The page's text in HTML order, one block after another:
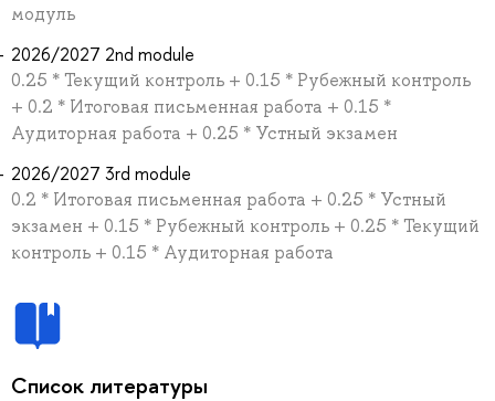
модуль
2026/2027 2nd module
0.25 * Текущий контроль + 0.15 * Рубежный контроль
+ 0.2 * Итоговая письменная работа + 0.15 *
Аудиторная работа + 0.25 * Устный экзамен
2026/2027 3rd module
0.2 * Итоговая письменная работа + 0.25 * Устный
экзамен + 0.15 * Рубежный контроль + 0.25 * Текущий
контроль + 0.15 * Аудиторная работа
Список литературы